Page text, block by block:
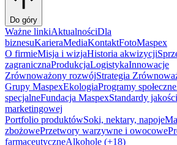
Do góry
Ważne linkiAktualnościDla
biznesuKarieraMediaKontaktFotoMaspex
O firmieMisja i wizjaHistoria akwizycji
zagranicznaProdukcjaLogistykaInnowacje
Zrównoważony rozwójStrategia
Grupy MaspexEkologiaProgramy społeczne
specjalneFundacja MaspexStandardy jakości
marketingowej
Portfolio produktówSoki, nektary, napoje
zbożowePrzetwory warzywne i owocowe
farmaceutyczneAlkohole (+18)